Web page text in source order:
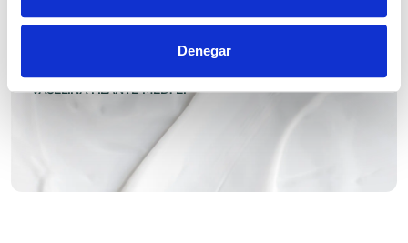
Denegar
VASELINA FILANTE MED. EP